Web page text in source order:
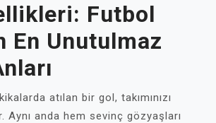
Futbol
En Unutulmaz
atılan bir gol, takımınızı
Aynı anda hem sevinç gözyaşları